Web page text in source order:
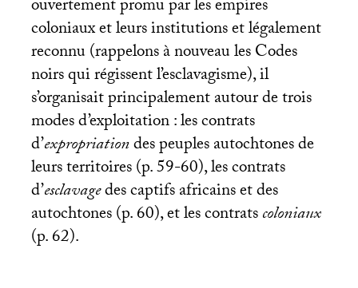
ouvertement promu par les empires
coloniaux et leurs institutions et légalement
reconnu (rappelons à nouveau les Codes
noirs qui régissent l’esclavagisme), il
s’organisait principalement autour de trois
modes d’exploitation : les contrats
d’expropriationdes peuples autochtones de
leurs territoires (p. 59-60), les contrats
d’esclavagedes captifs africains et des
autochtones (p. 60), et les contratscoloniaux
(p. 62).